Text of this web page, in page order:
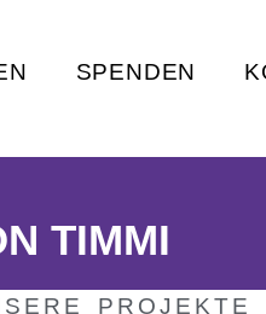
SPENDEN
TIMMI
PROJEKTE